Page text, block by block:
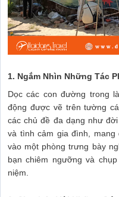
1. Ngắm Nhìn Những Tác
Dọc các con đường trong
động được vẽ trên tường
các chủ đề đa dạng như
và tình cảm gia đình,
vào một phòng trưng bày
bạn chiêm ngưỡng và
niệm.